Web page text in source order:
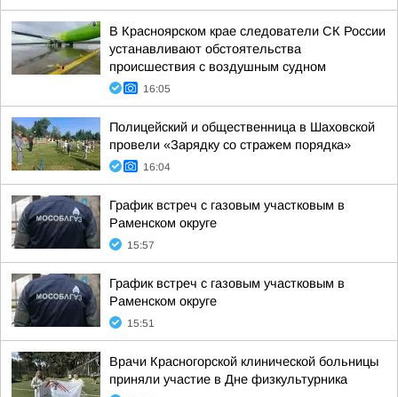
В Красноярском крае следователи СК России
устанавливают обстоятельства
происшествия с воздушным судном
16:05
Полицейский и общественница в Шаховской
провели «Зарядку со стражем порядка»
16:04
График встреч с газовым участковым в
Раменском округе
15:57
График встреч с газовым участковым в
Раменском округе
15:51
Врачи Красногорской клинической больницы
приняли участие в Дне физкультурника